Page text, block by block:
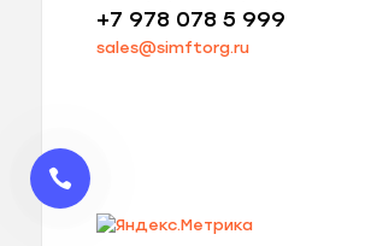
+7 978 078 5 999
sales@simftorg.ru